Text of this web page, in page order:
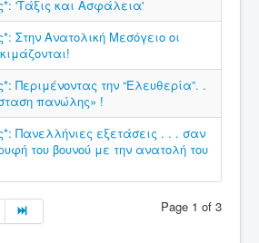
'Τάξις και Ασφάλεια'
Στην Ανατολική Μεσόγειο οι
Περιμένοντας την “Ελευθερία”. .
πανώλης» !
Πανελλήνιες εξετάσεις . . . σαν
του βουνού με την ανατολή του
Page 1 of 3